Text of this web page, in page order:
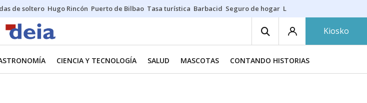
de soltero Hugo Rincón Puerto de Bilbao Tasa turística Barbacid Seguro de hogar Lío Athletic-Osasuna
Kiosko
CIENCIA Y TECNOLOGÍA SALUD MASCOTAS CONTANDO HISTORIAS